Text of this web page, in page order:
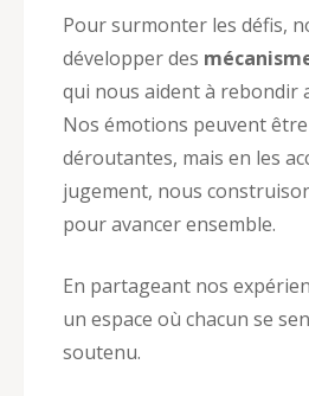
Pour surmonter les défis,
développer des
qui nous aident à rebondir
Nos émotions peuvent
déroutantes, mais en les
jugement, nous
pour avancer ensemble.
En partageant nos
un espace où chacun se
soutenu.